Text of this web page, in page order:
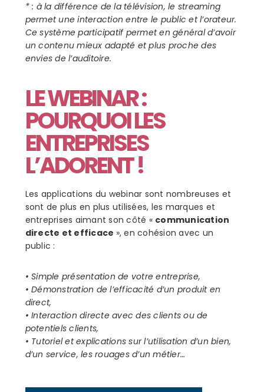
* : à la différence de la télévision, le streaming
permet une interaction entre le public et l’orateur.
Ce système participatif permet en général d’avoir
un contenu mieux adapté et plus proche des
envies de l’auditoire.
LE WEBINAR :
POURQUOI LES
ENTREPRISES
L’ADORENT !
Les applications du webinar sont nombreuses et
sont de plus en plus utilisées, les marques et
entreprises aimant son côté « communication
directe et efficace », en cohésion avec un
public :
• Simple présentation de votre entreprise,
• Démonstration de l’efficacité d’un produit en
direct,
• Interaction directe avec des clients ou de
potentiels clients,
• Tutoriel et explications sur l’utilisation d’un bien,
d’un service, les rouages d’un métier…